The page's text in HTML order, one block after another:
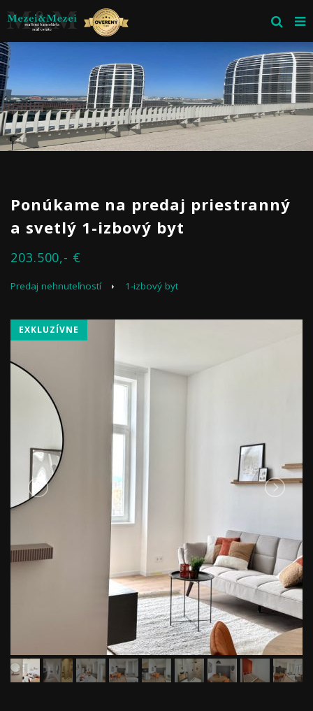
Ponúkame na predaj priestranný
a svetlý 1-izbový byt
203.500,- €
Predaj nehnuteľností 1-izbový byt
EXKLUZÍVNE